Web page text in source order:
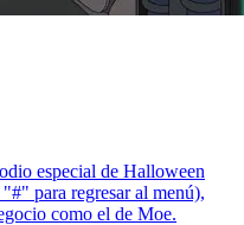
especial de Halloween
para regresar al menú),
como el de Moe.